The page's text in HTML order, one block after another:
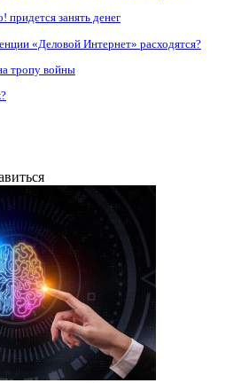
занять денег
«Деловой Интернет» расходятся?
тропу войны